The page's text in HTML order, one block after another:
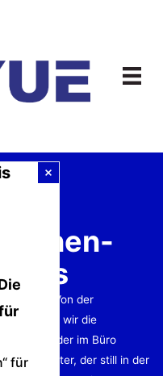
Von der
Wenn wir die
Hause oder im Büro
dem Router, der still in der
für